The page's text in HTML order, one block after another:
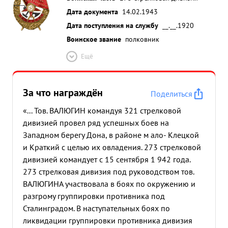
Дата документа 14.02.1943
Дата поступления на службу
__.__.1920
Воинское звание полковник
Ещё
За что награждён
Поделиться
«... Тов. ВАЛЮГИН командуя 321 стрелковой
дивизией провел ряд успешных боев на
Западном берегу Дона, в районе м ало- Клецкой
и Краткий с целью их овладения. 273 стрелковой
дивизией командует с 15 сентября 1 942 года.
273 стрелковая дивизия под руководством тов.
ВАЛЮГИНА участвовала в боях по окружению и
разгрому группировки противника под
Сталинградом. В наступательных боях по
ликвидации группировки противника дивизия